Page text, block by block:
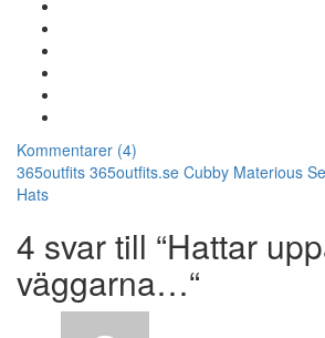
Kommentarer (4)
365outfits 365outfits.se Cubby Materious
Hats
4 svar till “Hattar
väggarna…“